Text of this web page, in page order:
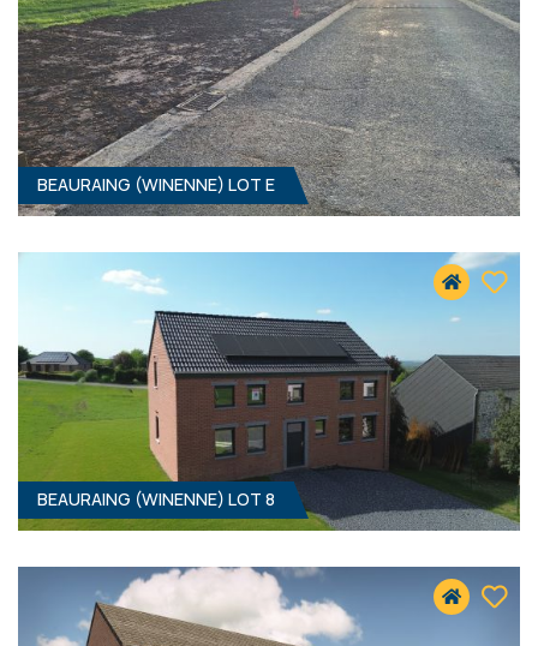
52 900 € HF*
50 400 €
BEAURAING (WINENNE) LOT E
BEAURAING (WINENNE) LOT 8